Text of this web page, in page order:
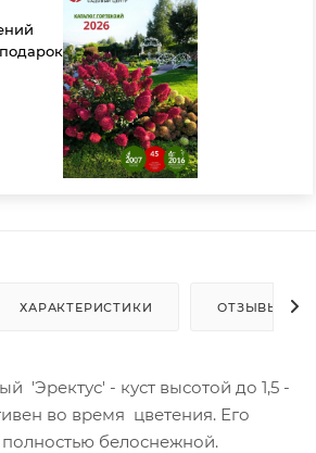
ХАРАКТЕРИСТИКИ ОТЗЫВЫ
'Эректус' - куст высотой до 1,5 -
во время цветения. Его
полностью белоснежной.